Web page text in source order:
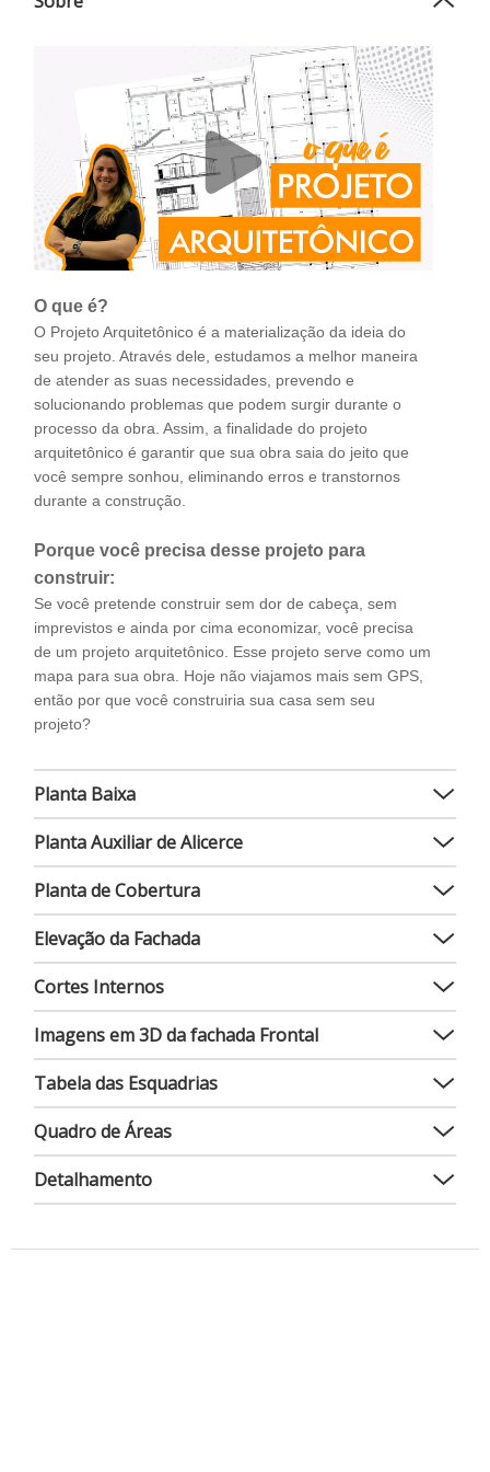
O que é?
O Projeto Arquitetônico é a materialização da ideia do
seu projeto. Através dele, estudamos a melhor maneira
de atender as suas necessidades, prevendo e
solucionando problemas que podem surgir durante o
processo da obra. Assim, a finalidade do projeto
arquitetônico é garantir que sua obra saia do jeito que
você sempre sonhou, eliminando erros e transtornos
durante a construção.
Porque você precisa desse projeto para
construir:
Se você pretende construir sem dor de cabeça, sem
imprevistos e ainda por cima economizar, você precisa
de um projeto arquitetônico. Esse projeto serve como um
mapa para sua obra. Hoje não viajamos mais sem GPS,
então por que você construiria sua casa sem seu
projeto?
Planta Baixa
Planta Auxiliar de Alicerce
Planta de Cobertura
Elevação da Fachada
Cortes Internos
Imagens em 3D da fachada Frontal
Tabela das Esquadrias
Quadro de Áreas
Detalhamento